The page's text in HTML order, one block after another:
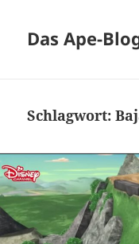
Das Ape-
Schlagwort: